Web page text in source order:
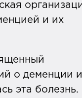
и их
о деменции и
эта болезнь.